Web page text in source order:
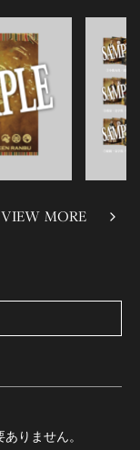
VIEW MORE
りません。